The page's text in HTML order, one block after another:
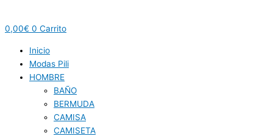
0,00€ 0 Carrito
Inicio
Modas Pili
HOMBRE
BAÑO
BERMUDA
CAMISA
CAMISETA